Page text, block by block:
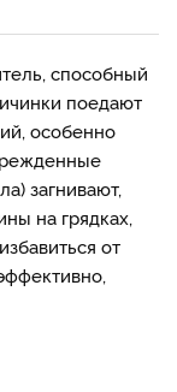
способный
поедают
особенно
загнивают,
на грядках,
от